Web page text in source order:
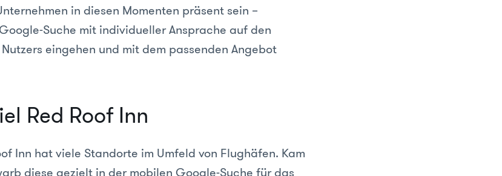
in diesen Momenten präsent sein –
Suche mit individueller Ansprache auf den
eingehen und mit dem passenden Angebot
Red Roof Inn
Inn hat viele Standorte im Umfeld von Flughäfen. Kam
diese gezielt in der mobilen Google-Suche für das